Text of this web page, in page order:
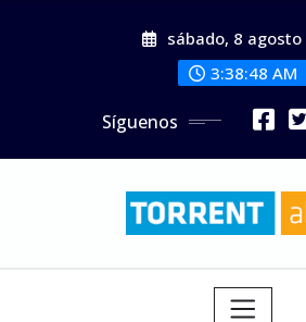
sábado, 8 agosto
3:38:50 AM
Síguenos